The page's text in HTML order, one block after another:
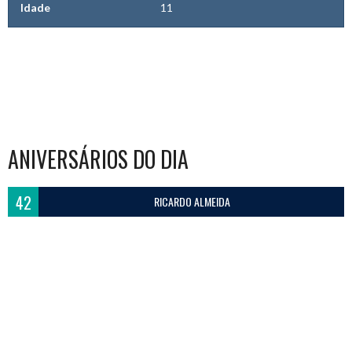
Idade 11
ANIVERSÁRIOS DO DIA
42 RICARDO ALMEIDA